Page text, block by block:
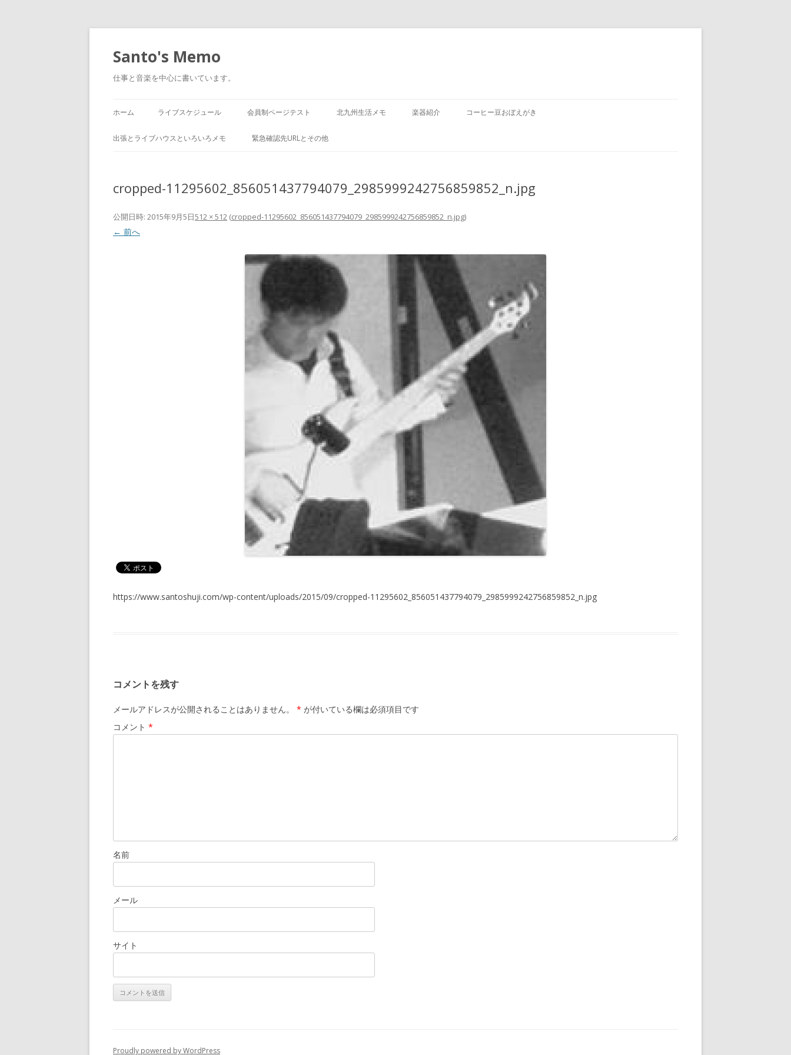
Santo's Memo
仕事と音楽を中心に書いています。
ホーム ライブスケジュール 会員制ページテスト 北九州生活メモ 楽器紹介 コーヒー豆おぼえがき
出張とライブハウスといろいろメモ 緊急確認先URLとその他
cropped-11295602_856051437794079_2985999242756859852_n.jpg
公開日時: 2015年9月5日512 × 512 (cropped-11295602_856051437794079_2985999242756859852_n.jpg)
← 前へ
https://www.santoshuji.com/wp-content/uploads/2015/09/cropped-11295602_856051437794079_2985999242756859852_n.jpg
コメントを残す
メールアドレスが公開されることはありません。 * が付いている欄は必須項目です
コメント *
名前
メール
サイト
Proudly powered by WordPress